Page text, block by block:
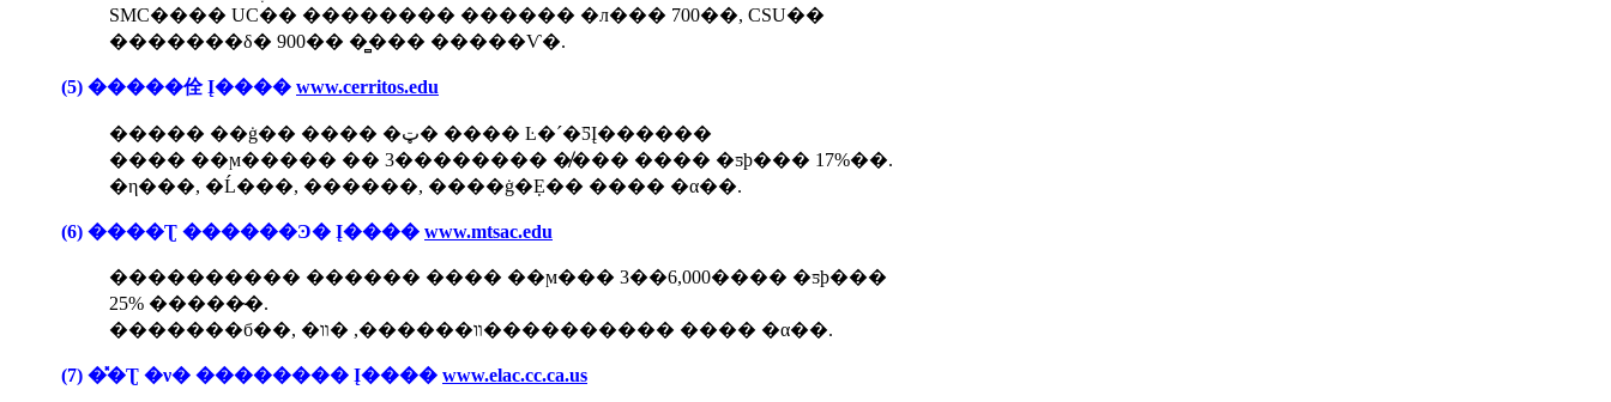
SMC���� UC�� �������� ������ �л��� 700��, CSU��
�������δ� 900�� �̻��� �����Ѵ�.
(5) �����佺 Į���� www.cerritos.edu
����� ��ġ�� ���� �ټ� ���� Ŀ�´�ƼĮ������
���� ��ϻ����� �� 3�������� �̸��� ���� �ƽþ��� 17%��.
�η���, �Ĺ���, ������, ����ġ�Ẹ�� ���� �α��.
(6) ����Ʈ ������Ͽ� Į���� www.mtsac.edu
���������� ������ ���� ��ϻ��� 3��6,000���� �ƽþ���
25% �����̴�.
�������б��, �װ������, �װ���������� ���� �α��.
(7) �̽�Ʈ �ν� �������� Į���� www.elac.cc.ca.us